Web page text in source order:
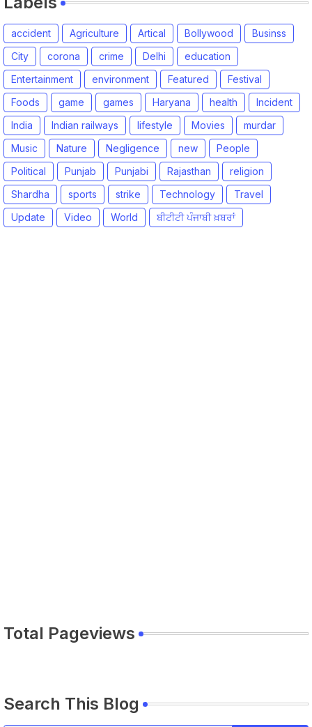
accident Agriculture Artical Bollywood
Businss
City
corona crime Delhi
education
Entertainment
environment Featured
Festival
Foods
game games Haryana health
Incident
India
Indian railways lifestyle Movies
murdar
Music
Nature Negligence new
People
Political
Punjab Punjabi Rajasthan
religion
Shardha
sports strike Technology
Travel
Update
Video World ਬੀਟੀਟੀ ਪੰਜਾਬੀ ਖ਼ਬਰਾਂ
Total Pageviews
Search This Blog